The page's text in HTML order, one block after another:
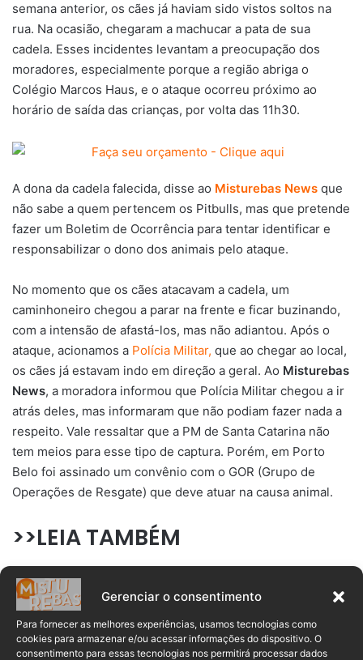
Gerenciar o consentimento
Para fornecer as melhores experiências, usamos tecnologias como
cookies para armazenar e/ou acessar informações do dispositivo. O
consentimento para essas tecnologias nos permitirá processar dados
semana anterior, os cães já haviam sido vistos soltos na
rua. Na ocasião, chegaram a machucar a pata de sua
cadela. Esses incidentes levantam a preocupação dos
moradores, especialmente porque a região abriga o
Colégio Marcos Haus, e o ataque ocorreu próximo ao
horário de saída das crianças, por volta das 11h30.
A dona da cadela falecida, disse ao Misturebas News que
não sabe a quem pertencem os Pitbulls, mas que pretende
fazer um Boletim de Ocorrência para tentar identificar e
responsabilizar o dono dos animais pelo ataque.
No momento que os cães atacavam a cadela, um
caminhoneiro chegou a parar na frente e ficar buzinando,
com a intensão de afastá-los, mas não adiantou. Após o
ataque, acionamos a Polícia Militar, que ao chegar ao local,
os cães já estavam indo em direção a geral. Ao Misturebas
News, a moradora informou que Polícia Militar chegou a ir
atrás deles, mas informaram que não podiam fazer nada a
respeito. Vale ressaltar que a PM de Santa Catarina não
tem meios para esse tipo de captura. Porém, em Porto
Belo foi assinado um convênio com o GOR (Grupo de
Operações de Resgate) que deve atuar na causa animal.
>>LEIA TAMBÉM
Navegantes, dono é condenado
A comunidade local está clamando por medidas que
evitem novos ataques semelhantes, preocupados com a